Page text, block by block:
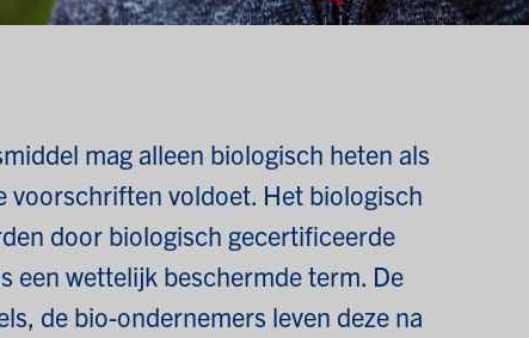
mag alleen biologisch heten als
voldoet. Het biologisch
door biologisch gecertificeerde
een wettelijk beschermde term. De
de bio-ondernemers leven deze na